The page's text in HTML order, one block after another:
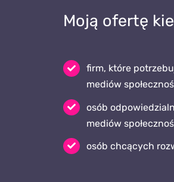
Moją ofertę
firm, które
mediów
osób
mediów
osób chcących